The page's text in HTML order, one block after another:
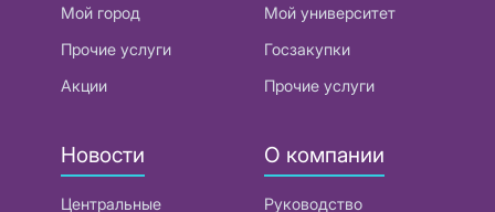
Мой город
Прочие услуги
Акции
Мой университет
Госзакупки
Прочие услуги
Новости
Центральные
О компании
Руководство